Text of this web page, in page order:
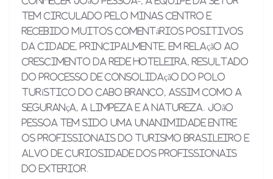
tem circulado pelo Minas Centro e
recebido muitos comentários positivos
da cidade, principalmente, em relação ao
crescimento da rede hoteleira, resultado
do processo de consolidação do Polo
Turístico do Cabo Branco, assim como a
segurança, a limpeza e a natureza. João
Pessoa tem sido uma unanimidade entre
os profissionais do Turismo brasileiro e
alvo de curiosidade dos profissionais
do exterior.